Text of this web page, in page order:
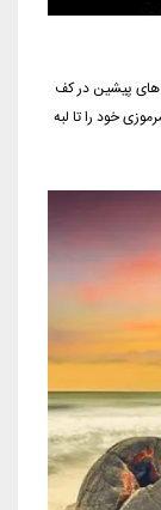
های پیشین در کف
خود را تا لبه